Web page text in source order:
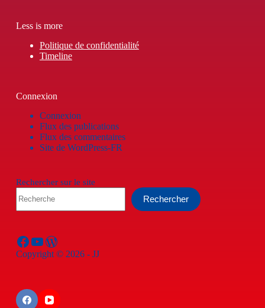
Less is more
Politique de confidentialité
Timeline
Connexion
Connexion
Flux des publications
Flux des commentaires
Site de WordPress-FR
Rechercher sur le site
Rechercher
Facebook
YouTube
WordPress
Copyright © 2026 - JJ